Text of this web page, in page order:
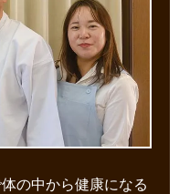
の中から健康になる